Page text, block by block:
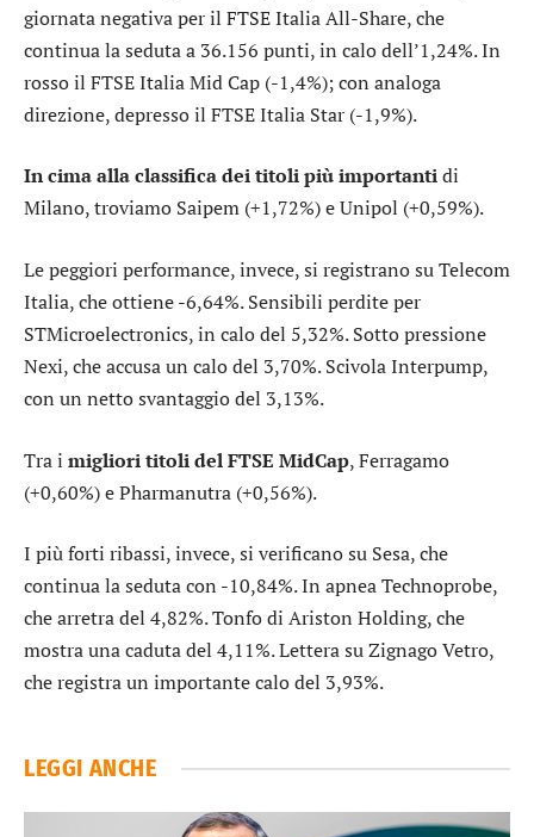
giornata negativa per il FTSE Italia All-Share, che
continua la seduta a 36.156 punti, in calo dell’1,24%. In
rosso il FTSE Italia Mid Cap (-1,4%); con analoga
direzione, depresso il FTSE Italia Star (-1,9%).
In cima alla classifica dei titoli più importantidi
Milano, troviamo Saipem (+1,72%) eUnipol (+0,59%).
Le peggiori performance, invece, si registrano suTelecom
Italia, che ottiene -6,64%. Sensibili perdite per
STMicroelectronics, in calo del 5,32%. Sotto pressione
Nexi, che accusa un calo del 3,70%. ScivolaInterpump,
con un netto svantaggio del 3,13%.
Tra i migliori titoli del FTSE MidCap,Ferragamo
(+0,60%) ePharmanutra (+0,56%).
I più forti ribassi, invece, si verificano su Sesa, che
continua la seduta con -10,84%. In apneaTechnoprobe,
che arretra del 4,82%. Tonfo di Ariston Holding, che
mostra una caduta del 4,11%. Lettera suZignago Vetro,
che registra un importante calo del 3,93%.
LEGGI ANCHE